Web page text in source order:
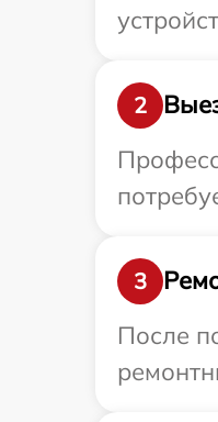
2
3
После